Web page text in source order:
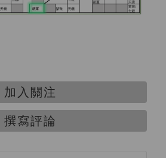
加入關注
撰寫評論